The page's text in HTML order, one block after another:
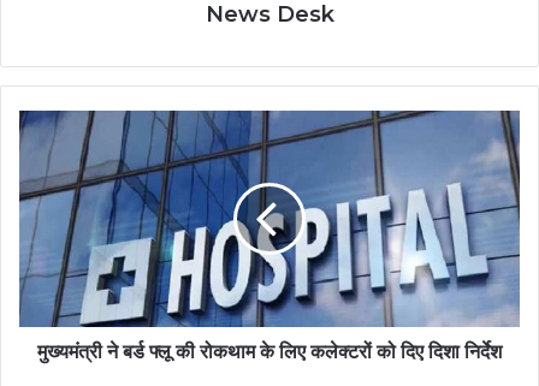
News Desk
मुख्यमंत्री ने बर्ड फ्लू की रोकथाम के लिए कलेक्टरों को दिए दिशा निर्देश